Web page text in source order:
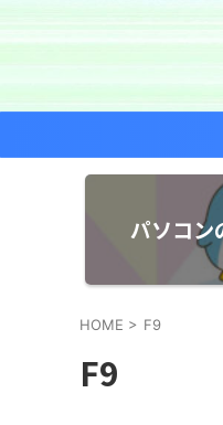
パソコン
HOME > F9
F9